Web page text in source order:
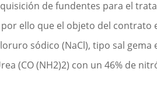
de fundentes para el
por ello que el objeto del
sódico (NaCl), tipo sal gema
(CO (NH2)2) con un 46% de